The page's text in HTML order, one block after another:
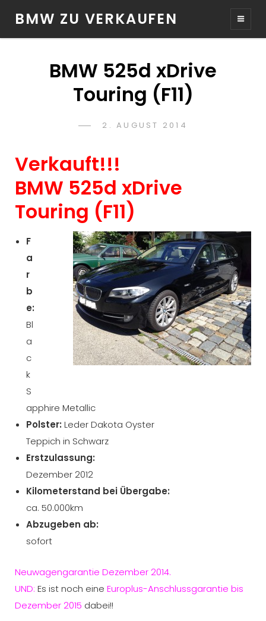
BMW ZU VERKAUFEN
BMW 525d xDrive
Touring (F11)
POSTED
2. AUGUST 2014
Verkauft!!!
BMW 525d xDrive
Touring (F11)
F
a
r
b
e:
Bl
a
c
k
S
apphire Metallic
Polster: Leder Dakota Oyster
Teppich in Schwarz
Erstzulassung:
Dezember 2012
Kilometerstand bei Übergabe:
ca. 50.000km
Abzugeben ab:
sofort
Neuwagengarantie Dezember 2014.
UND: Es ist noch eine Europlus-Anschlussgarantie bis
Dezember 2015 dabei!!